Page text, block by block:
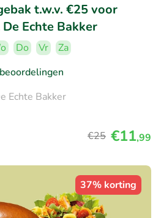
t.w.v. €25 voor
Echte Bakker
Do Vr
Za
Echte Bakker
€25 €11,99
37% korting